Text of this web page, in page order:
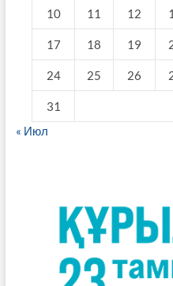
10 11 12
17 18 19
24 25 26
31
« Июл